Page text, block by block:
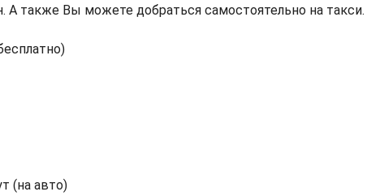
А также Вы можете добраться самостоятельно на такси.
(на авто)